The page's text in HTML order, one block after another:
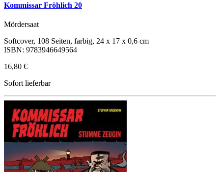
Kommissar Fröhlich 20
Mördersaat
Softcover, 108 Seiten, farbig, 24 x 17 x 0,6 cm
ISBN: 9783946649564
16,80 €
Sofort lieferbar